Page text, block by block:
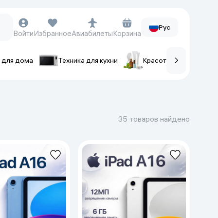
Фитнес-браслеты
Ремешки для часов
Фотоаппараты и видеокамеры
Фотоаппараты
Экшен-камеры
ВойтиИзбранноеАвиабилетыКорзина
Рус
для дома Техника для кухни Красота и уход
35 товаров найдено